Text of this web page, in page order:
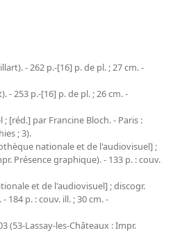
- 262 p.-[16] p. de pl. ; 27 cm. -
- 253 p.-[16] p. de pl. ; 26 cm. -
par Francine Bloch. - Paris :
; 3).
nationale et de l'audiovisuel] ;
Présence graphique). - 133 p. : couv.
et de l'audiovisuel] ; discogr.
p. : couv. ill. ; 30 cm. -
(53-Lassay-les-Châteaux : Impr.